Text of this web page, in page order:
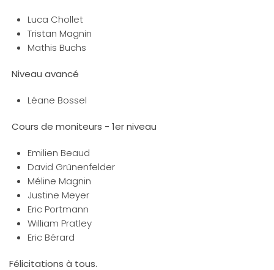
Luca Chollet
Tristan Magnin
Mathis Buchs
Niveau avancé
Léane Bossel
Cours de moniteurs - 1er niveau
Emilien Beaud
David Grünenfelder
Méline Magnin
Justine Meyer
Eric Portmann
William Pratley
Eric Bérard
Félicitations à tous.